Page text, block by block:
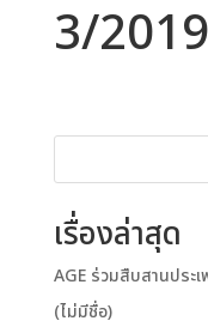
3/2019
เรื่องล่าสุด
AGE ร่วมสืบสานประ
(ไม่มีชื่อ)